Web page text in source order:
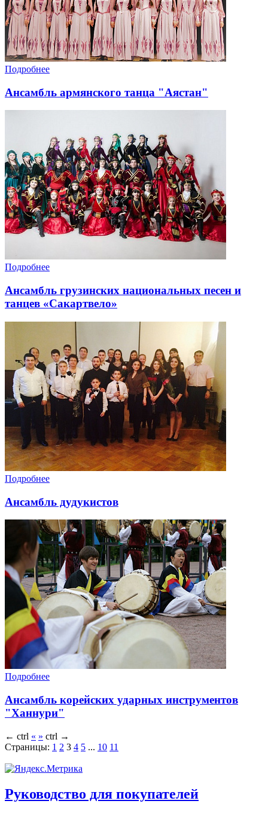
Подробнее
Ансамбль армянского танца "Аястан"
Подробнее
Ансамбль грузинских национальных песен и
танцев «Сакартвело»
Подробнее
Ансамбль дудукистов
Подробнее
Ансамбль корейских ударных инструментов
"Ханнури"
← ctrl « » ctrl →
Страницы: 1 2 3 4 5 ... 10 11
Руководство для покупателей